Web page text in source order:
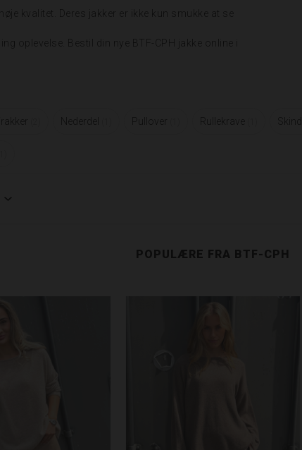
kvalitet. Deres jakker er ikke kun smukke at se
oplevelse. Bestil din nye BTF-CPH jakke online i
Nederdel Pullover Rullekrave Skind
POPULÆRE FRA BTF-CPH